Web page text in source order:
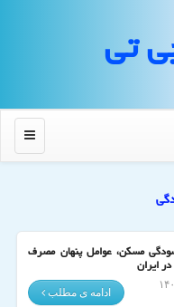
تی
منو
مسکن، عوامل پنهان مصرف
ایران
۲۳
ادامه ی مطلب